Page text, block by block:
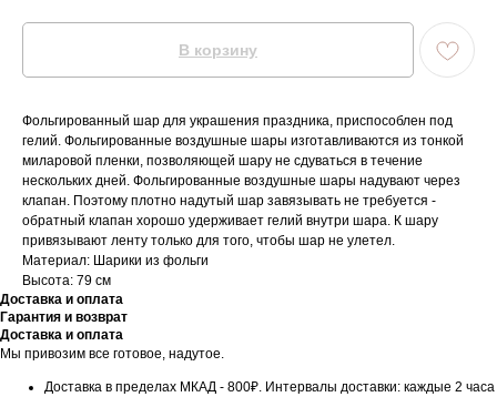
В корзину
Фольгированный шар для украшения праздника, приспособлен под
гелий. Фольгированные воздушные шары изготавливаются из тонкой
миларовой пленки, позволяющей шару не сдуваться в течение
нескольких дней. Фольгированные воздушные шары надувают через
клапан. Поэтому плотно надутый шар завязывать не требуется -
обратный клапан хорошо удерживает гелий внутри шара. К шару
привязывают ленту только для того, чтобы шар не улетел.
Материал: Шарики из фольги
Высота: 79 см
Доставка и оплата
Гарантия и возврат
Доставка и оплата
Мы привозим все готовое, надутое.
Доставка в пределах МКАД - 800₽. Интервалы доставки: каждые 2 часа